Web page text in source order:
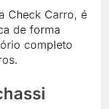
Check Carro, é
de forma
completo